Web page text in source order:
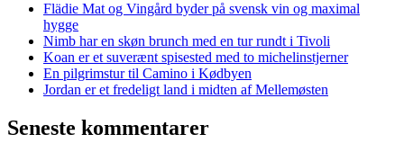
Flädie Mat og Vingård byder på svensk vin og maximal
hygge
Nimb har en skøn brunch med en tur rundt i Tivoli
Koan er et suverænt spisested med to michelinstjerner
En pilgrimstur til Camino i Kødbyen
Jordan er et fredeligt land i midten af Mellemøsten
Seneste kommentarer